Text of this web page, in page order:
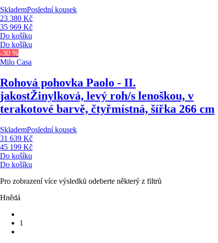
SklademPoslední kousek
23 380 Kč
35 969 Kč
Do košíku
Do košíku
-30 %
Milo Casa
Rohová pohovka Paolo - II.
jakostŽinylková, levý roh/s lenoškou, v
terakotové barvě, čtyřmístná, šířka 266 cm
SklademPoslední kousek
31 639 Kč
45 199 Kč
Do košíku
Do košíku
Pro zobrazení více výsledků odeberte některý z filtrů
Hnědá
1